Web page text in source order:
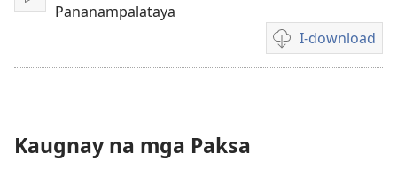
video
I-
Pananampalataya
I-download
Mga
opsiyon
Kaugnay na mga Paksa